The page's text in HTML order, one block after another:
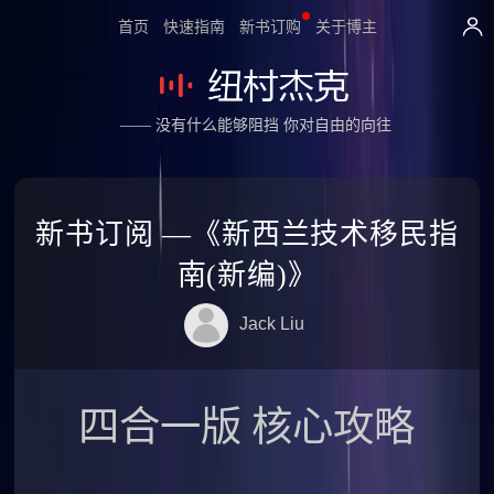
首页 快速指南 新书订购 关于博主
—— 没有什么能够阻挡 你对自由的向往
新书订阅 —《新西兰技术移民指
南(新编)》
Jack Liu
四合一版 核心攻略